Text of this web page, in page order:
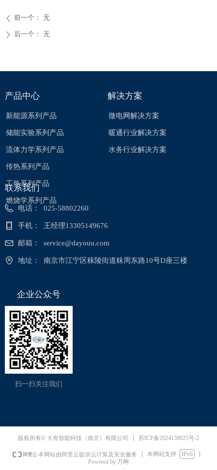
ꄴ 前一个： 无
ꄲ 后一个： 无
产品中心
新能源系列产品
储能实验系列产品
流体力学系列产品
传热系列产品
工热系列产品
燃烧学系列产品
解决方案
微电网解决方案
暖通行业解决方案
水务行业解决方案
联系我们
电话： 025-58802260
手机： 王经理13305149676
邮箱： service@dayouu.com
地址： 南京市江宁区秣陵街道秣周东路10号D座三楼
扫一扫关注我们
企业公众号
版权所有© 大有智能科技（南京）有限公司 苏ICP备2024139025号-2
本网站由阿里云提供云计算及安全服务 本网站支持
IPv6
Powered by 万网